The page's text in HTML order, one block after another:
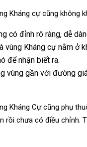
Kháng cự cũng không
có đỉnh rõ ràng, dễ
vùng Kháng cự nằm
để nhận biết ra.
vùng gần với đường
Kháng Cự cũng phụ
chưa có điều chỉnh.